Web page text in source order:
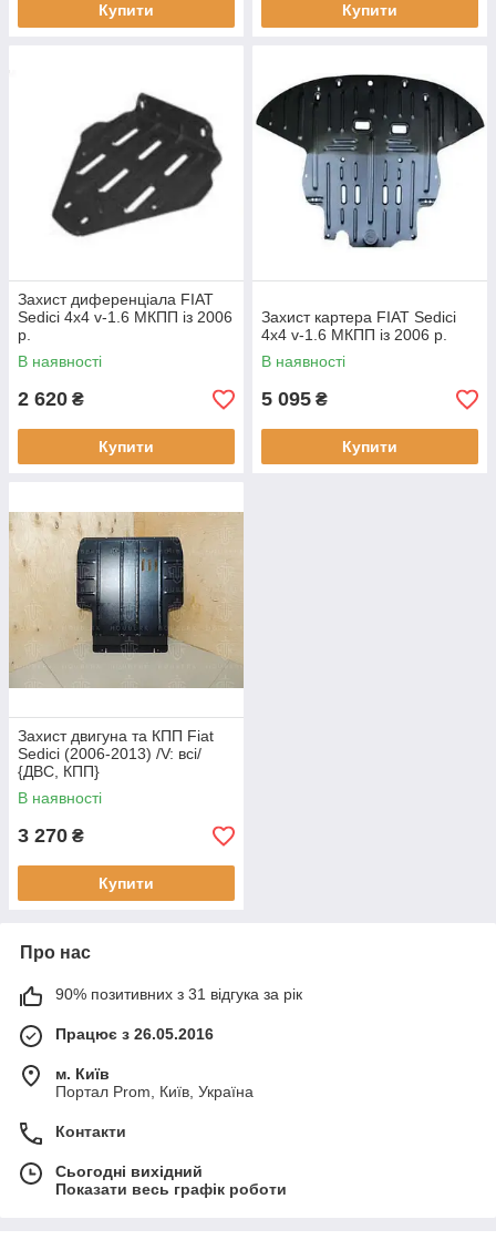
Купити Купити
Захист диференціала FIAT
Sedici 4x4 v-1.6 МКПП із 2006
р.
В наявності
2 620 ₴
Купити
Захист картера FIAT Sedici
4x4 v-1.6 МКПП із 2006 р.
В наявності
5 095 ₴
Купити
Захист двигуна та КПП Fiat
Sedici (2006-2013) /V: всі/
{ДВС, КПП}
В наявності
3 270 ₴
Купити
Про нас
90% позитивних з 31 відгука за рік
Працює з 26.05.2016
м. Київ
Портал Prom, Київ, Україна
Контакти
Сьогодні вихідний
Показати весь графік роботи